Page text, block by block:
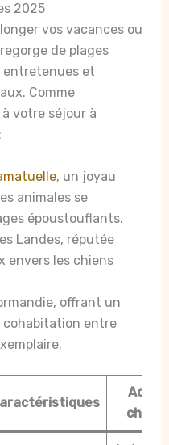
2025
vos vacances ou
de plages
entretenues et
Comme
votre séjour à
, un joyau
animales se
époustouflants.
Landes, réputée
envers les chiens
offrant un
cohabitation entre
Accès
chiens